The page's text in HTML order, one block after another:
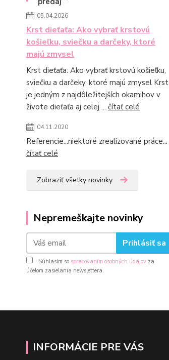
05.04.2026
Krst dieťaťa: Ako vybrať krstovú
košieľku, sviečku a darčeky, ktoré
majú zmysel
Krst dieťaťa: Ako vybrať krstovú košieľku,
sviečku a darčeky, ktoré majú zmysel Krst
je jedným z najdôležitejších okamihov v
živote dieťaťa aj celej ... čítať celé
04.11.2020
Referencie...niektoré zrealizované práce...
čítať celé
Zobraziť všetky novinky
Nepremeškajte novinky
Prihlásiť sa
Súhlasím so spracovaním osobných údajov za
účelom zasielania newslettera.
INFORMÁCIE PRE VÁS